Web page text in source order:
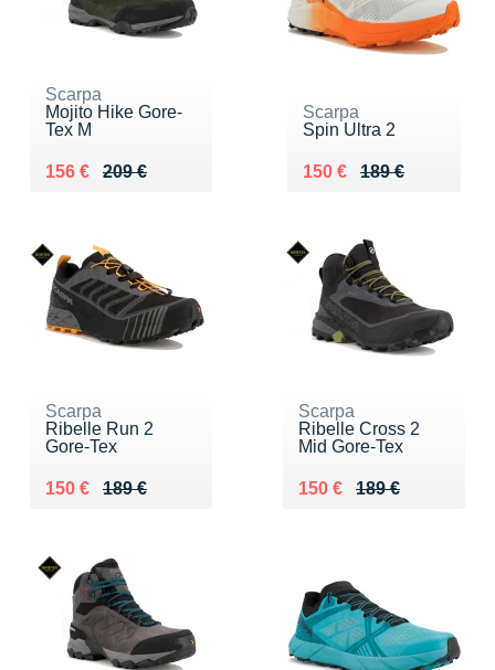
Scarpa
Mojito Hike Gore-
Tex M
209 €
Au lieu de 209 €
156 €
Vendu 156 €
Scarpa
Spin Ultra 2
189 €
Au lieu de 189 €
150 €
Vendu 150 €
Scarpa
Ribelle Run 2
Gore-Tex
189 €
Au lieu de 189 €
150 €
Vendu 150 €
Scarpa
Ribelle Cross 2
Mid Gore-Tex
189 €
Au lieu de 189 €
150 €
Vendu 150 €